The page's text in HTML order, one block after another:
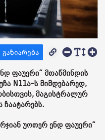
ფაუერი“ მთაწმინდის
N11ა-ს მიმდებარედ,
მაგისტრალურ
ჩაატარებს.
უოთერ ენდ ფაუერი“